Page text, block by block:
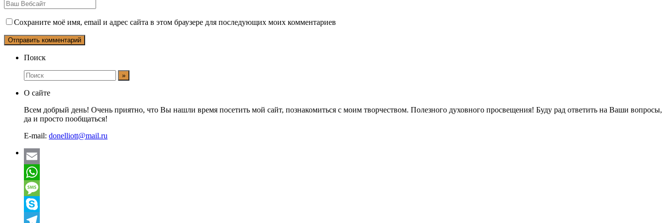
Сохраните моё имя, email и адрес сайта в этом браузере для последующих моих комментариев
Поиск
О сайте
Всем добрый день! Очень приятно, что Вы нашли время посетить мой сайт, познакомиться с моим творчеством. Полезного духовного просвещения! Буду рад ответить на Ваши вопросы,
да и просто пообщаться!
E-mail: donelliott@mail.ru
Email
WhatsApp
Message
Skype